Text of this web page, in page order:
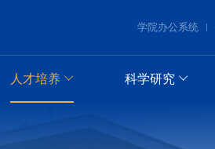
学院办公系统
人才培养 科学研究